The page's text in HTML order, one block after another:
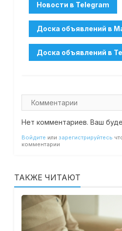
Нет комментариев. Ваш
Войдите или зарегистрируйтесь
комментарии
ТАКЖЕ ЧИТАЮТ